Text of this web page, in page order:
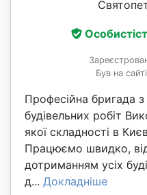
Був на
Професійна бригада
будівельних робіт
якої складності в
Працюємо швидко,
дотриманням усіх
д... Докладніше